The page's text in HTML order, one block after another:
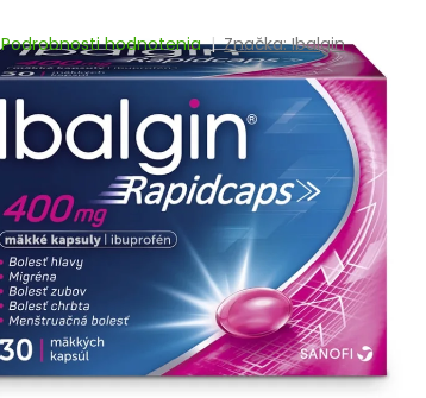
Podrobnosti hodnotenia Značka:Ibalgin